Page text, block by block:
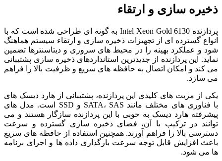
ذخیره سازی و ارتقاء
پردازنده Intel Xeon Gold 6130 به گونه ای طراحی شده است که با
انواع گسترده ای از تجهیزات ذخیره سازی و ارتقاء سیستم هماهنگ
شود و عملکرد بهینه را در محیط های سروری و دیتاسنترها تضمین
نماید. این پردازنده از جدیدترین استانداردهای ذخیره سازی پشتیبانی
می کند و امکان اتصال به حافظه های سریع و ظرفیت بالا را فراهم
می سازد.
یکی از مزیت های کلیدی این پردازنده، پشتیبانی از هارد دیسک های
با فناوری های مختلف مانند SATA، SAS و SSD است. مدل های
پیشرفته هارد دیسک به خوبی با این پردازنده سازگار هستند و می
توانند در ترکیب با آن، فضای ذخیره سازی گسترده و سرعت
دسترسی بالا را فراهم آورند. همچنین استفاده از حافظه های سریع
باعث افزایش قابل توجه سرعت بارگذاری داده ها و اجرای برنامه
ها می شود.